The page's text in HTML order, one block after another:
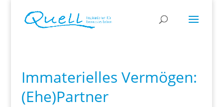
Immaterielles Vermögen:
(Ehe)Partner